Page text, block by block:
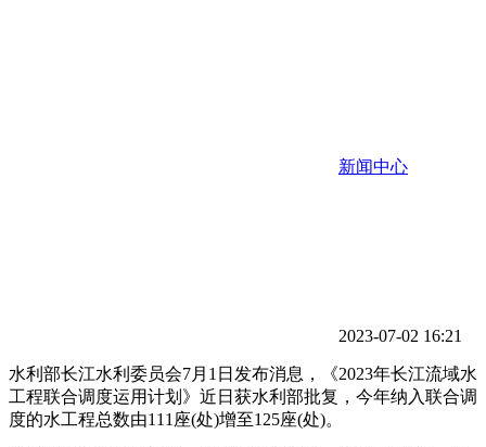
新闻中心
2023-07-02 16:21
水利部长江水利委员会7月1日发布消息，《2023年长江流域水
工程联合调度运用计划》近日获水利部批复，今年纳入联合调
度的水工程总数由111座(处)增至125座(处)。